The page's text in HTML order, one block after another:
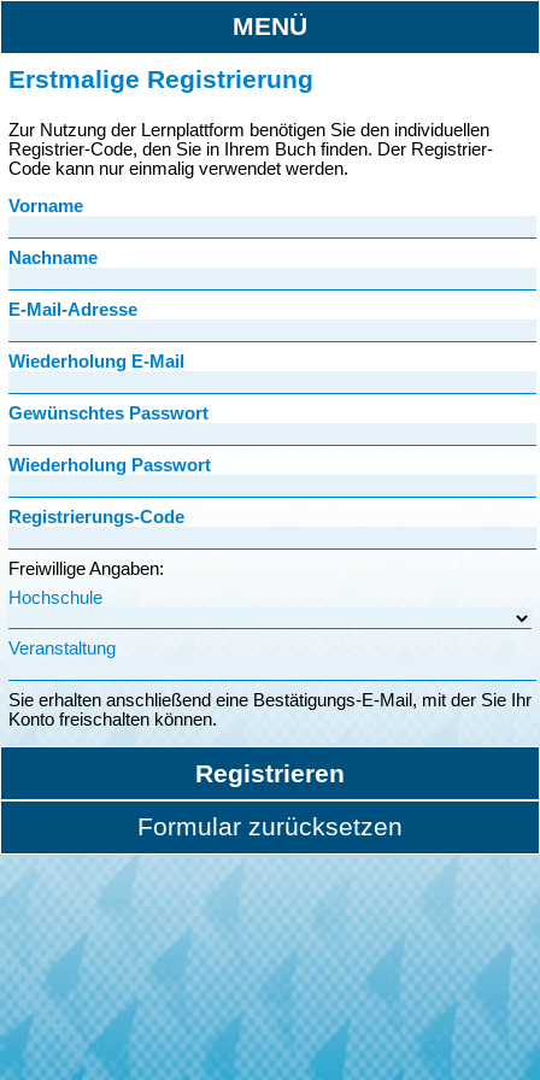
MENÜ
Erstmalige Registrierung
Zur Nutzung der Lernplattform benötigen Sie den individuellen
Registrier-Code, den Sie in Ihrem Buch finden. Der Registrier-
Code kann nur einmalig verwendet werden.
Vorname
Nachname
E-Mail-Adresse
Wiederholung E-Mail
Gewünschtes Passwort
Wiederholung Passwort
Registrierungs-Code
Freiwillige Angaben:
Hochschule
Veranstaltung
Sie erhalten anschließend eine Bestätigungs-E-Mail, mit der Sie Ihr
Konto freischalten können.
Registrieren
Formular zurücksetzen